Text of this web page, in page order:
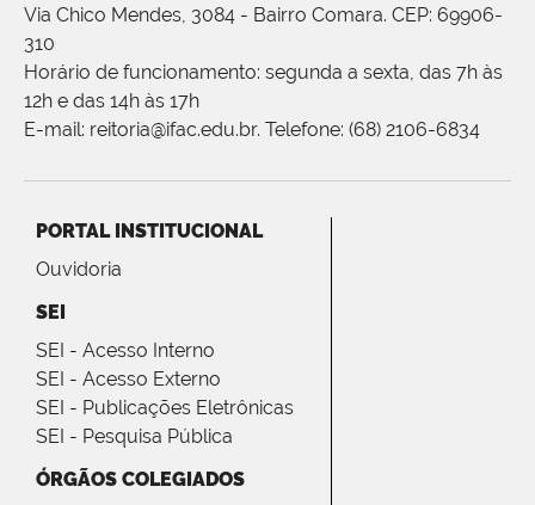
Via Chico Mendes, 3084 - Bairro Comara. CEP: 69906-
310
Horário de funcionamento: segunda a sexta, das 7h às
12h e das 14h às 17h
E-mail: reitoria@ifac.edu.br. Telefone: (68) 2106-6834
PORTAL INSTITUCIONAL
Ouvidoria
SEI
SEI - Acesso Interno
SEI - Acesso Externo
SEI - Publicações Eletrônicas
SEI - Pesquisa Pública
ÓRGÃOS COLEGIADOS